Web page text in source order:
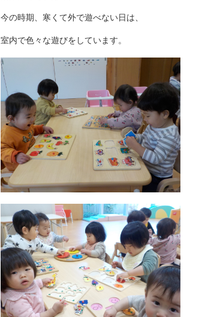
今の時期、寒くて外で遊べない日は、
室内で色々な遊びをしています。